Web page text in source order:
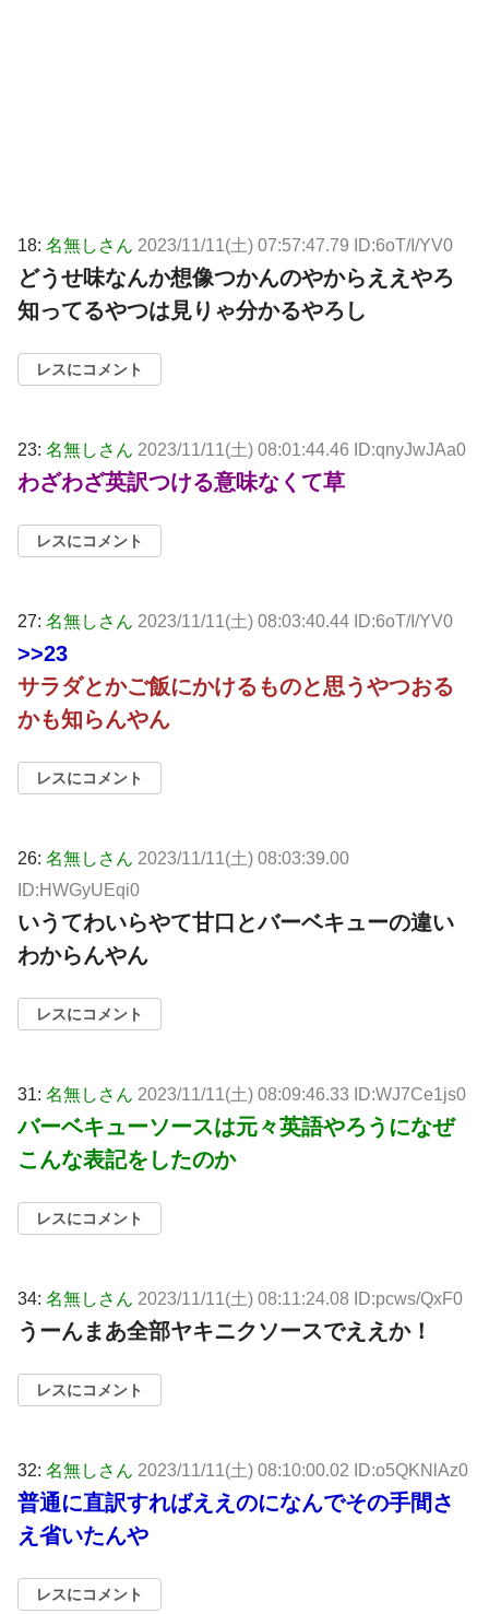
18: 名無しさん 2023/11/11(土) 07:57:47.79 ID:6oT/I/YV0
どうせ味なんか想像つかんのやからええやろ
知ってるやつは見りゃ分かるやろし
レスにコメント
23: 名無しさん 2023/11/11(土) 08:01:44.46 ID:qnyJwJAa0
わざわざ英訳つける意味なくて草
レスにコメント
27: 名無しさん 2023/11/11(土) 08:03:40.44 ID:6oT/I/YV0
>>23
サラダとかご飯にかけるものと思うやつおる
かも知らんやん
レスにコメント
26: 名無しさん 2023/11/11(土) 08:03:39.00
ID:HWGyUEqi0
いうてわいらやて甘口とバーベキューの違い
わからんやん
レスにコメント
31: 名無しさん 2023/11/11(土) 08:09:46.33 ID:WJ7Ce1js0
バーベキューソースは元々英語やろうになぜ
こんな表記をしたのか
レスにコメント
34: 名無しさん 2023/11/11(土) 08:11:24.08 ID:pcws/QxF0
うーんまあ全部ヤキニクソースでええか！
レスにコメント
32: 名無しさん 2023/11/11(土) 08:10:00.02 ID:o5QKNlAz0
普通に直訳すればええのになんでその手間さ
え省いたんや
レスにコメント